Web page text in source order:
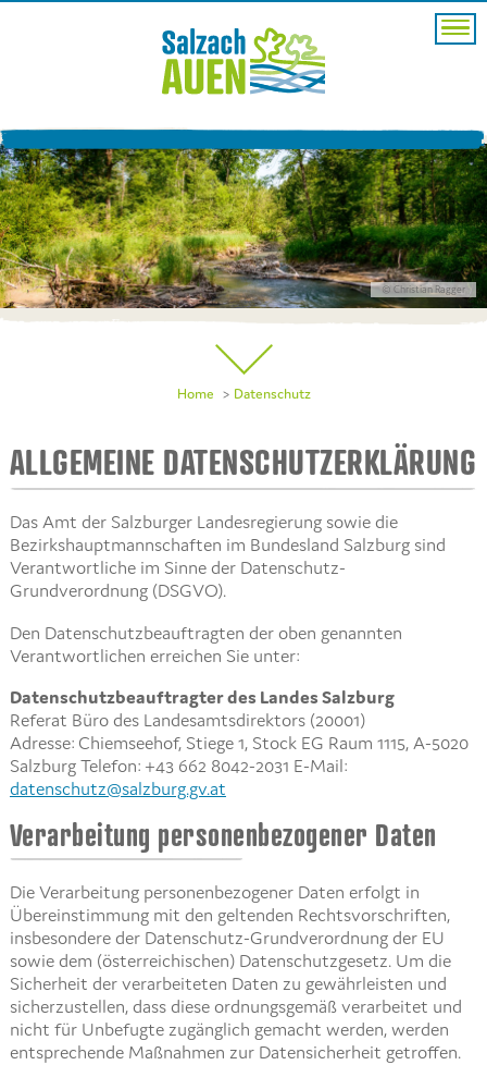
© Christian Ragger
Home Datenschutz
ALLGEMEINE DATENSCHUTZERKLÄRUNG
Das Amt der Salzburger Landesregierung sowie die
Bezirkshauptmannschaften im Bundesland Salzburg sind
Verantwortliche im Sinne der Datenschutz-
Grundverordnung (DSGVO).
Den Datenschutzbeauftragten der oben genannten
Verantwortlichen erreichen Sie unter:
Datenschutzbeauftragter des Landes Salzburg
Referat Büro des Landesamtsdirektors (20001)
Adresse: Chiemseehof, Stiege 1, Stock EG Raum 1115, A-5020
Salzburg Telefon: +43 662 8042-2031 E-Mail:
datenschutz@salzburg.gv.at
Verarbeitung personenbezogener Daten
Die Verarbeitung personenbezogener Daten erfolgt in
Übereinstimmung mit den geltenden Rechtsvorschriften,
insbesondere der Datenschutz-Grundverordnung der EU
sowie dem (österreichischen) Datenschutzgesetz. Um die
Sicherheit der verarbeiteten Daten zu gewährleisten und
sicherzustellen, dass diese ordnungsgemäß verarbeitet und
nicht für Unbefugte zugänglich gemacht werden, werden
entsprechende Maßnahmen zur Datensicherheit getroffen.